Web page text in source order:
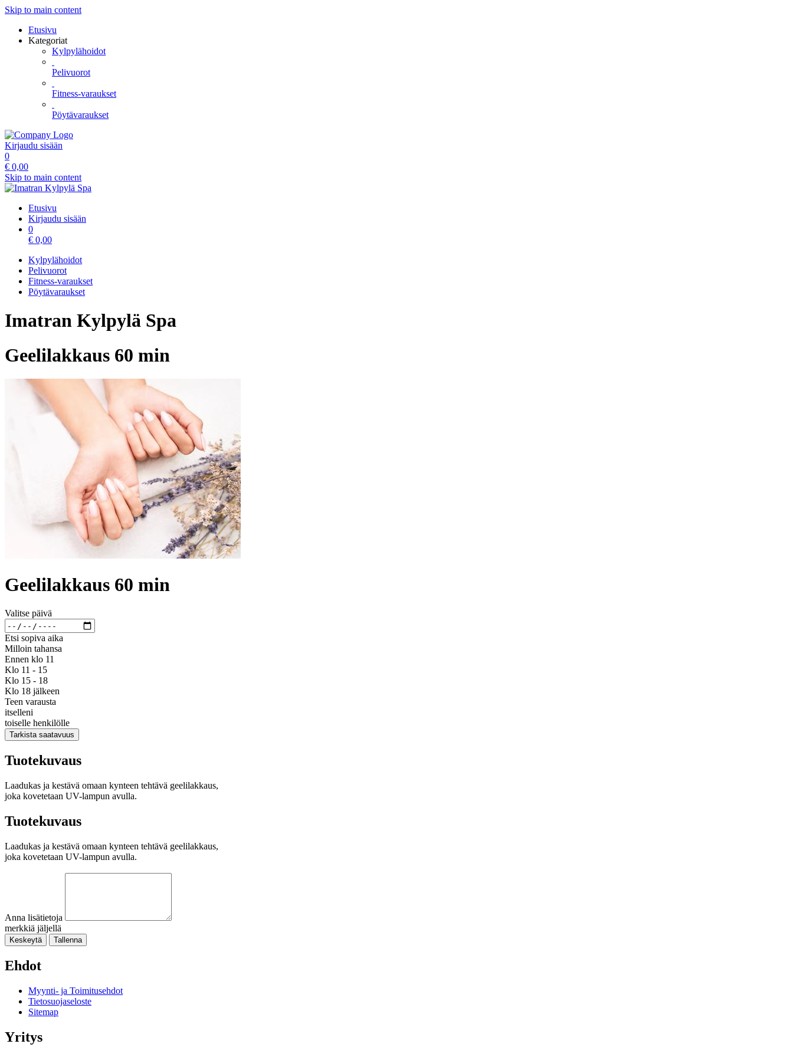
Skip to main content
Etusivu
Kategoriat
Kylpylähoidot
Pelivuorot
Fitness-varaukset
Pöytävaraukset
Kirjaudu sisään
0
€ 0,00
Skip to main content
Etusivu
Kirjaudu sisään
0
€ 0,00
Kylpylähoidot
Pelivuorot
Fitness-varaukset
Pöytävaraukset
Imatran Kylpylä Spa
Geelilakkaus 60 min
Geelilakkaus 60 min
Valitse päivä
Etsi sopiva aika
Milloin tahansa
Ennen klo 11
Klo 11 - 15
Klo 15 - 18
Klo 18 jälkeen
Teen varausta
itselleni
toiselle henkilölle
Tarkista saatavuus
Tuotekuvaus
Laadukas ja kestävä omaan kynteen tehtävä geelilakkaus,
joka kovetetaan UV-lampun avulla.
Tuotekuvaus
Laadukas ja kestävä omaan kynteen tehtävä geelilakkaus,
joka kovetetaan UV-lampun avulla.
Anna lisätietoja
merkkiä jäljellä
Keskeytä Tallenna
Ehdot
Myynti- ja Toimitusehdot
Tietosuojaseloste
Sitemap
Yritys